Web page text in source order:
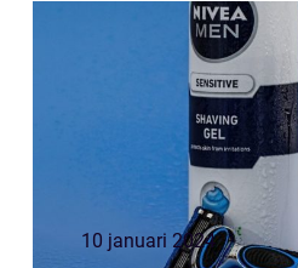
10 januari 2024